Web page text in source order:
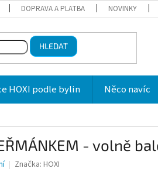
DOPRAVA A PLATBA NOVINKY
HLEDAT
HOXI podle bylin Něco navíc
- volně
Značka: HOXI